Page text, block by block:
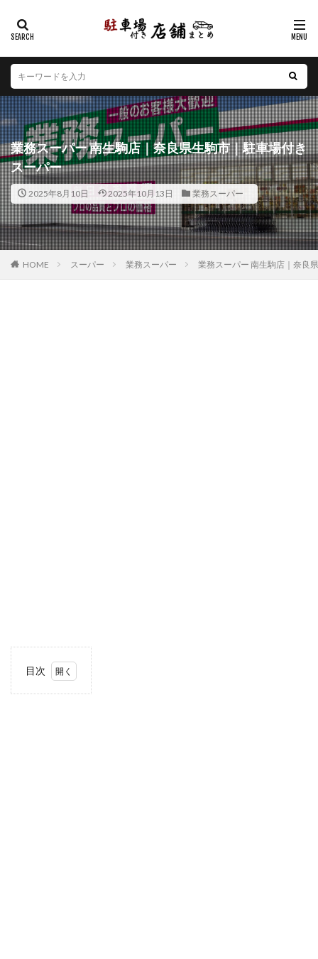
業務スーパー 南生駒店｜奈良県生駒市｜駐車場付き
スーパー
2025年8月10日 2025年10月13日 業務スーパー
HOME スーパー 業務スーパー 業務スーパー 南生駒店｜奈良
目次
カテゴリー
エリア
北海道 青森県 岩手県 宮城県
秋田県
山形県
福島県 茨城県 栃木県
群馬県
埼玉県
千葉県 東京都 神奈川県
新潟県
山梨県
長野県 富山県 石川県
福井県
岐阜県
静岡県 愛知県 三重県
滋賀県
京都府
大阪府 兵庫県 奈良県
和歌山県
鳥取県
島根県 岡山県 広島県
山口県
徳島県
香川県 愛媛県 高知県
福岡県
佐賀県
長崎県 熊本県 大分県
宮崎県